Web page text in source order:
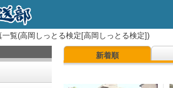
覧(高岡しっとる検定[高岡しっとる検定])
新着順